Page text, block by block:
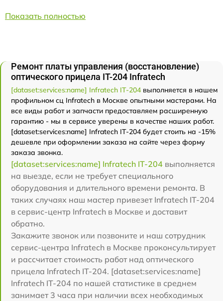
Показать полностью
Ремонт платы управления (восстановление)
оптического прицела IT-204 Infratech
[dataset:services:name] Infratech IT-204 выполняется в нашем
профильном сц Infratech в Москве опытными мастерами. На
все виды работ и запчасти предоставляем расширенную
гарантию - мы в сервисе уверены в качестве наших работ.
[dataset:services:name] Infratech IT-204 будет стоить на -15%
дешевле при оформлении заказа на сайте через форму
заказа звонка.
[dataset:services:name] Infratech IT-204 выполняется
на выезде, если не требует специального
оборудования и длительного времени ремонта. В
таких случаях наш мастер привезет Infratech IT-204
в сервис-центр Infratech в Москве и доставит
обратно.
Закажите звонок или позвоните и наш сотрудник
сервис-центра Infratech в Москве проконсультирует
и рассчитает стоимость работ над оптического
прицела Infratech IT-204. [dataset:services:name]
Infratech IT-204 по нашей статистике в среднем
занимает 3 часа при наличии всех необходимых